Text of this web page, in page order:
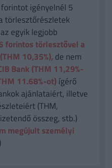
igényelnél 5
törlesztőrészletek
egyik legjobb
forintos törlesztővel a
10,35%), de nem
Bank (THM 11,29%-
11.68%-ot)ígérő
ajánlataiért, illetve
(THM,
összeg, stb.)
megújult személyi